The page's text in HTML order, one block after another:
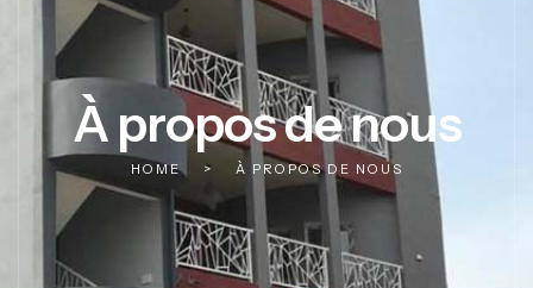
À propos de nous
HOME > À PROPOS DE NOUS